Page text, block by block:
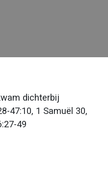
dichterbij
47:10, 1 Samuël 30,
49